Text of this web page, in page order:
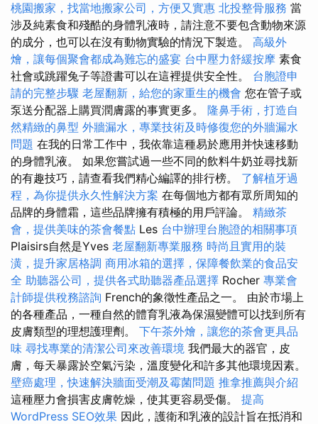
桃園搬家，找當地搬家公司，方便又實惠 北投整骨服務 當
涉及純素食和殘酷的身體乳液時，請注意不要包含動物來源
的成分，也可以在沒有動物實驗的情況下製造。 高級外
燴，讓每個聚會都成為難忘的盛宴 台中壓力舒緩按摩 素食
社會或跳躍兔子等證書可以在這裡提供安全性。 台胞證申
請的完整步驟 老屋翻新，給您的家重生的機會 您在管子或
泵送分配器上購買潤膚露的事實更多。 隆鼻手術，打造自
然精緻的鼻型 外牆漏水，專業技術及時修復您的外牆漏水
問題 在我的日常工作中，我依靠這種易於應用并快速移動
的身體乳液。 如果您嘗試過一些不同的飲料牛奶並尋找新
的有趣技巧，請查看我們精心編譯的排行榜。 了解植牙過
程，為你提供永久性解決方案 在每個地方都有眾所周知的
品牌的身體霜，這些品牌擁有積極的用戶評論。 精緻茶
會，提供美味的茶會餐點 Les 台中辦理台胞證的相關事項
Plaisirs自然是Yves 老屋翻新專業服務 時尚且實用的裝
潢，提升家居格調 商用冰箱的選擇，保障餐飲業的食品安
全 助聽器公司，提供各式助聽器產品選擇 Rocher 專業會
計師提供稅務諮詢 French的象徵性產品之一。 由於市場上
的各種產品，一種自然的體育乳液為保濕變體可以找到所有
皮膚類型的理想護理劑。 下午茶外燴，讓您的茶會更具品
味 尋找專業的清潔公司來改善環境 我們最大的器官，皮
膚，每天暴露於空氣污染，溫度變化和許多其他環境因素。
壁癌處理，快速解決牆面受潮及霉菌問題 推拿推薦與介紹
這種壓力會損害皮膚乾燥，使其更容易受傷。 提高
WordPress SEO效果 因此，護衛和乳液的設計旨在抵消和